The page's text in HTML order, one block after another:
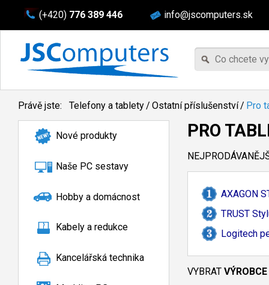
(+420) 776 389 446 info@jscomputers.sk
Právě jste: Telefony a tablety/ Ostatní příslušenství/ Pro
Nové produkty
Naše PC sestavy
Hobby a domácnost
Kabely a redukce
Kancelářská technika
PRO
AXAGON
TRUST
Logitech
VYBRAT VÝROBCE